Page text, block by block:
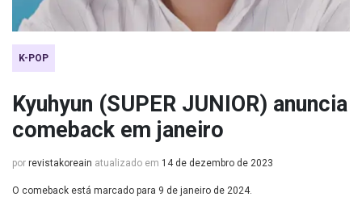
K-POP
Kyuhyun (SUPER JUNIOR) anuncia
comeback em janeiro
por revistakoreain atualizado em 14 de dezembro de 2023
O comeback está marcado para 9 de janeiro de 2024.